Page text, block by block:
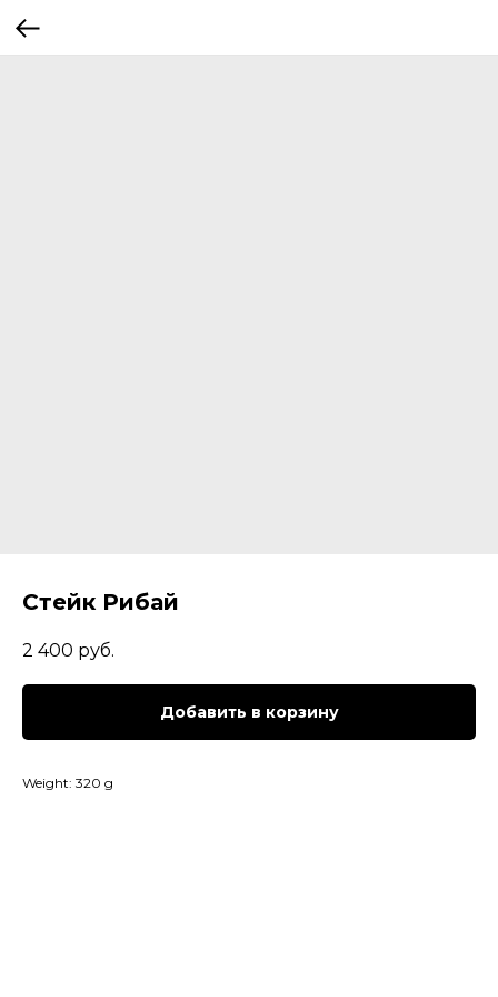
Стейк Рибай
2 400 руб.
Добавить в корзину
Weight: 320 g